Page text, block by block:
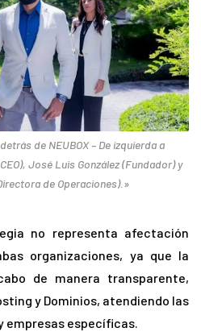
de NEUBOX – De izquierda a
José Luis González (Fundador) y
de Operaciones).»
no representa afectación
organizaciones, ya que la
de manera transparente,
y Dominios, atendiendo las
empresas específicas.